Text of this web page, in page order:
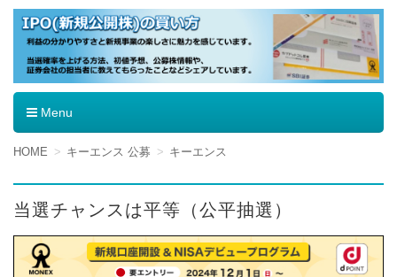
IPO（新規公開株）の買い方
Menu
コ
テ
ン
ツ
へ
移
動
HOME キーエンス 公募 キーエンス
当選チャンスは平等（公平抽選）